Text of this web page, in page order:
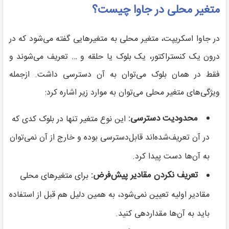
متغیر محلی در جاوا چیست؟
در جاوا اسکریپت، متغیر محلی به متغیرهایی گفته می‌شود که در
درون یک کنستراکتور، یک بلوک یا حلقه و … تعریف می‌شوند و
فقط در همان بلوک می‌توان به آن دسترسی داشت. ازجمله
ویژگی‌های متغیر محلی می‌توان به موارد زیر اشاره کرد:
محدودیت دسترسی: این نوع متغیر تنها در بلوک کدی که
در آن تعریف‌شده‌اند قابل‌دسترسی بوده و خارج از آن نمی‌توان
به آن‌ها دست پیدا کرد.
تعریف نکردن مقادیر پیش‌فرض: برای متغیرهای محلی
مقادیر اولیه تعیین نمی‌شود، به همین دلیل هم قبل از استفاده
باید به آن‌ها مقداردهی کنید.